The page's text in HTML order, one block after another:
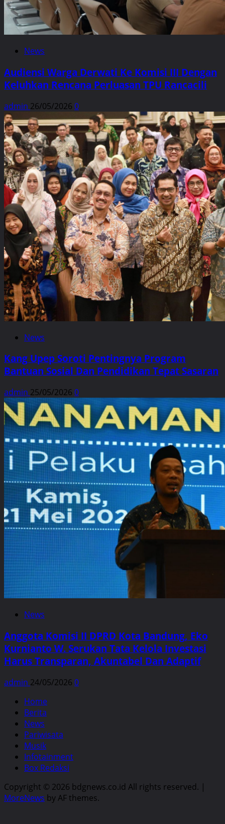
News
Audiensi Warga Derwati Ke Komisi III Dengan
Keluhkan Rencana Perluasan TPU Rancacili
admin 26/05/2026 0
News
Kang Upep Soroti Pentingnya Program
Bantuan Sosial Dan Pendidikan Tepat Sasaran
admin 25/05/2026 0
News
Anggota Komisi II DPRD Kota Bandung, Eko
Kurnianto W. Serukan Tata Kelola Investasi
Harus Transparan, Akuntabel Dan Adaptif
admin 24/05/2026 0
Home
Berita
News
Pariwisata
Musik
Infotainment
Box Redaksi
Copyright © 2026 bdgnews.co.id All rights reserved. |
MoreNews by AF themes.